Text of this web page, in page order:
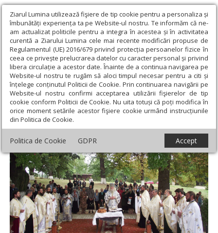
Ziarul Lumina utilizează fişiere de tip cookie pentru a personaliza și
îmbunătăți experiența ta pe Website-ul nostru. Te informăm că ne-
am actualizat politicile pentru a integra în acestea și în activitatea
curentă a Ziarului Lumina cele mai recente modificări propuse de
Regulamentul (UE) 2016/679 privind protecția persoanelor fizice în
ceea ce privește prelucrarea datelor cu caracter personal și privind
libera circulație a acestor date. Înainte de a continua navigarea pe
Website-ul nostru te rugăm să aloci timpul necesar pentru a citi și
înțelege conținutul Politicii de Cookie. Prin continuarea navigării pe
Website-ul nostru confirmi acceptarea utilizării fişierelor de tip
cookie conform Politicii de Cookie. Nu uita totuși că poți modifica în
orice moment setările acestor fişiere cookie urmând instrucțiunile
din Politica de Cookie.
Politica de Cookie GDPR Accept
Ziarul Lumina › Regionale › Moldova › Slujbă de pomenire
pentru părintele Hrisostom Dănilă
Slujbă de pomenire pentru părintele
Hrisostom Dănilă